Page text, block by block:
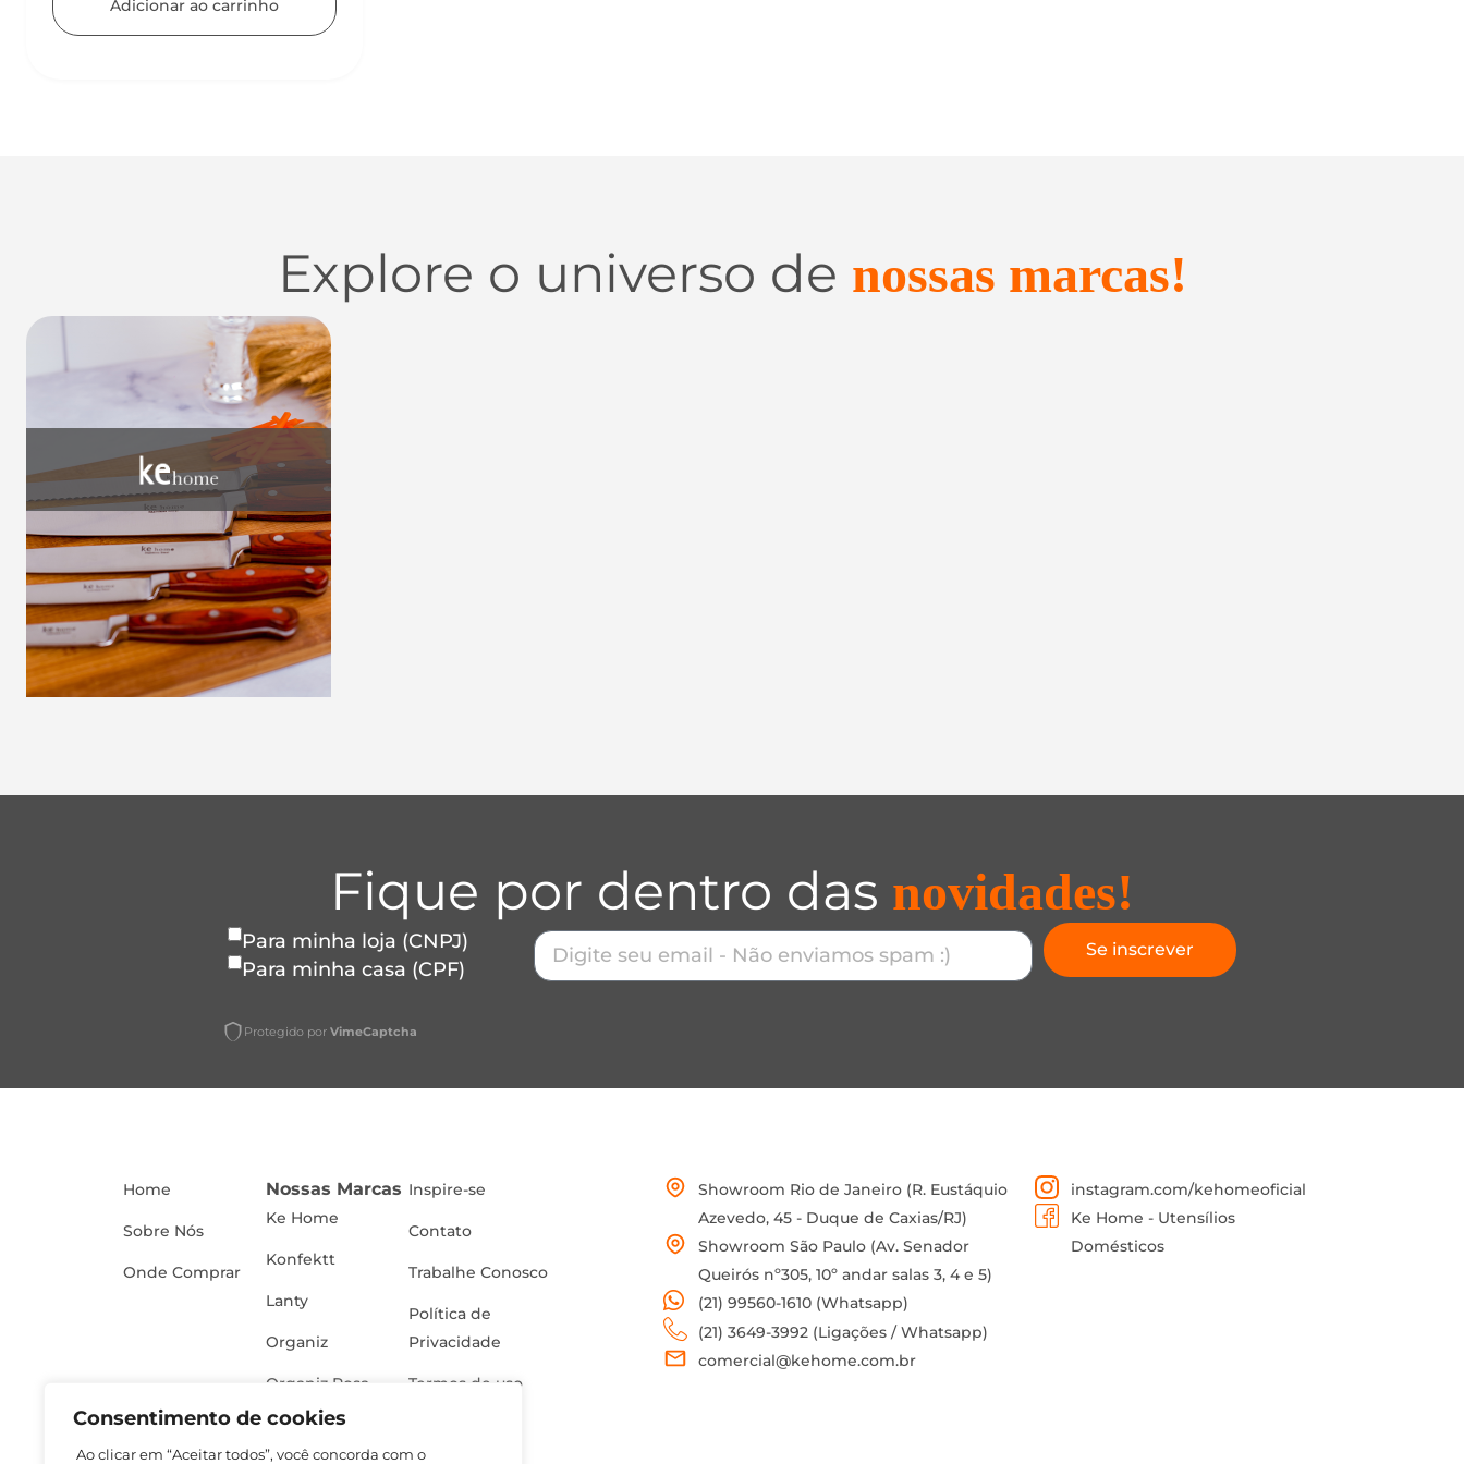
Consentimento de cookies
Ao clicar em “Aceitar todos”, você concorda com o
Adicionar ao carrinho
Explore o universo de nossas marcas!
Utensílios do Lar
Fique por dentro das novidades!
Para minha loja (CNPJ)
Para minha casa (CPF)
Se inscrever
Protegido por VimeCaptcha
Home
Sobre Nós
Onde Comprar
Nossas Marcas
Ke Home
Konfektt
Lanty
Organiz
Organiz Rosa
Inspire-se
Contato
Trabalhe Conosco
Política de
Privacidade
Termos de uso
Showroom Rio de Janeiro (R. Eustáquio
Azevedo, 45 - Duque de Caxias/RJ)
Showroom São Paulo (Av. Senador
Queirós nº305, 10º andar salas 3, 4 e 5)
(21) 99560-1610 (Whatsapp)
(21) 3649-3992 (Ligações / Whatsapp)
comercial@kehome.com.br
instagram.com/kehomeoficial
Ke Home - Utensílios
Domésticos